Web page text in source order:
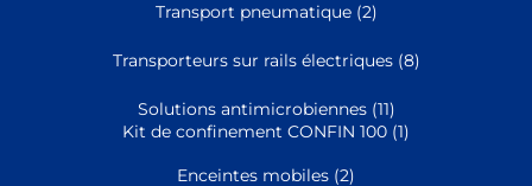
Transport pneumatique (2)
Transporteurs sur rails électriques (8)
Solutions antimicrobiennes (11)
Kit de confinement CONFIN 100 (1)
Enceintes mobiles (2)